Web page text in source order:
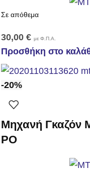
Σε απόθεμα
30,00€ με Φ.Π.Α.
Προσθήκη στο
-20%
Μηχανή Γκαζόν
PO